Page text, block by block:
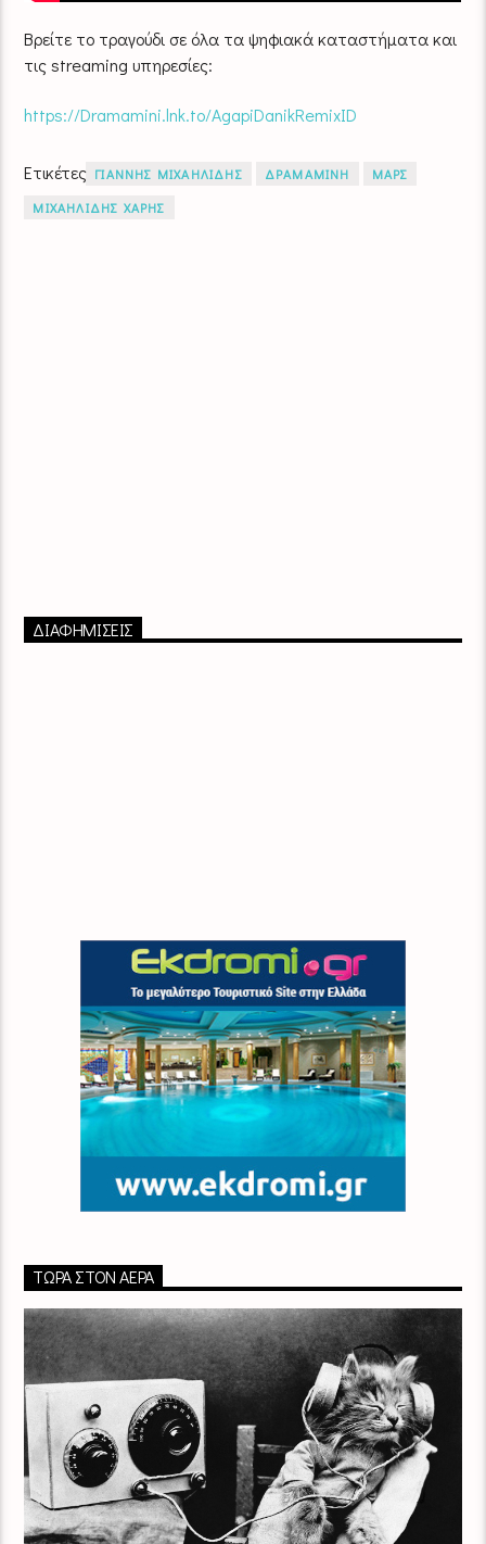
Βρείτε το τραγούδι σε όλα τα ψηφιακά καταστήματα και
τιςstreaming υπηρεσίες:
https://Dramamini.lnk.to/AgapiDanikRemixID
Ετικέτες ΓΙΑΝΝΗΣ ΜΙΧΑΗΛΙΔΗΣ ΔΡΑΜΑΜΙΝΗ
ΜΑΡΣ
ΜΙΧΑΗΛΙΔΗΣ ΧΑΡΗΣ
ΔΙΑΦΗΜΙΣΕΙΣ
ΤΏΡΑ ΣΤΟΝ ΑΈΡΑ